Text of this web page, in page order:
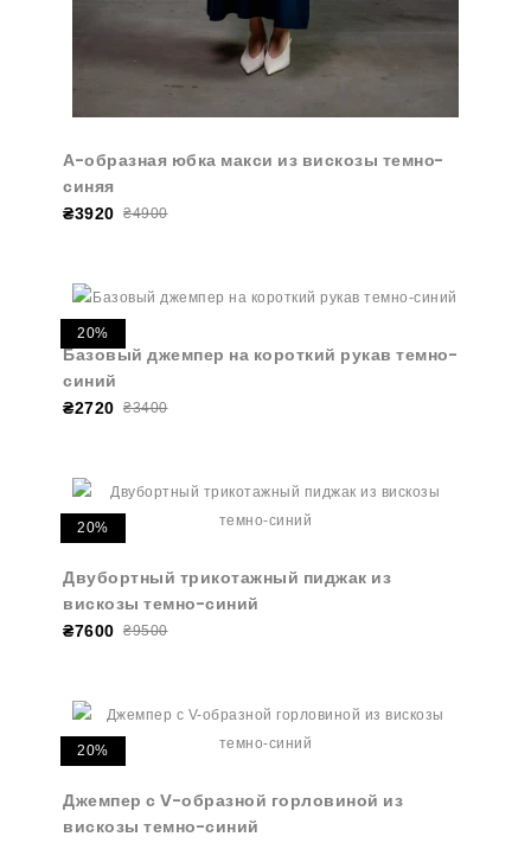
А-образная юбка макси из вискозы темно-
синяя
₴3920 ₴4900
20%
Базовый джемпер на короткий рукав темно-
синий
₴2720 ₴3400
20%
Двубортный трикотажный пиджак из
вискозы темно-синий
₴7600 ₴9500
20%
Джемпер с V-образной горловиной из
вискозы темно-синий